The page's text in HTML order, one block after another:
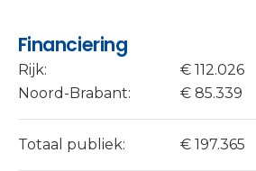
Financiering
Rijk:
€ 112.026
Noord-Brabant:
€ 85.339
Totaal publiek: € 197.365